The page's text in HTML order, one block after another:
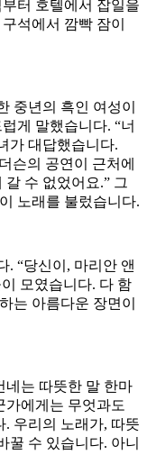
터 호텔에서 잡일을
석에서 깜빡 잠이
중년의 흑인 여성이
게 말했습니다. “너
가 대답했습니다.
슨의 공연이 근처에
갈 수 없었어요.” 그
노래를 불렀습니다.
. “당신이 , 마리안 앤
모였습니다. 다 함
는 아름다운 장면이
네는 따뜻한 말 한마
가에게는 무엇과도
. 우리의 노래가, 따뜻
꿀 수 있습니다. 아니